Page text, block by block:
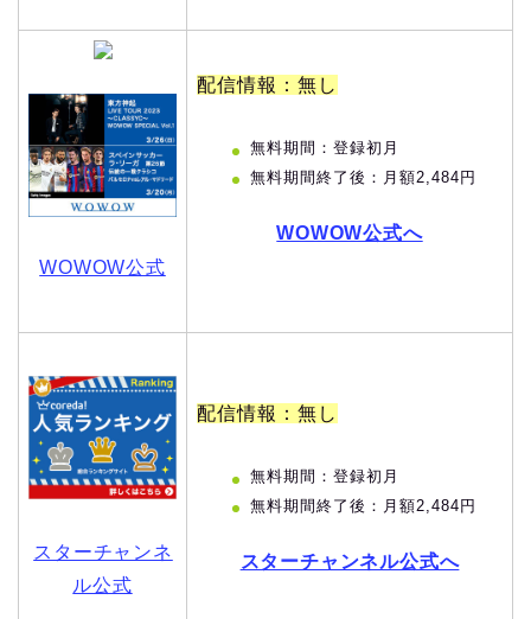
WOWOW公式
配信情報：無し
無料期間：登録初月
無料期間終了後：月額2,484円
WOWOW公式へ
スターチャンネ
ル公式
配信情報：無し
無料期間：登録初月
無料期間終了後：月額2,484円
スターチャンネル公式へ